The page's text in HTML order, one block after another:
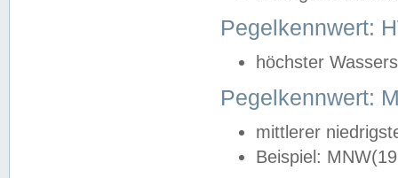
Pegelkennwert:
höchster
Pegelkennwert:
mittlerer
Beispiel: